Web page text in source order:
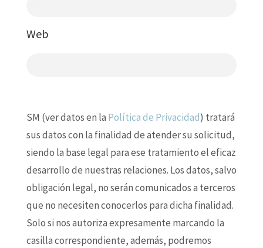
Web
SM (ver datos en la Política de Privacidad) tratará
sus datos con la finalidad de atender su solicitud,
siendo la base legal para ese tratamiento el eficaz
desarrollo de nuestras relaciones. Los datos, salvo
obligación legal, no serán comunicados a terceros
que no necesiten conocerlos para dicha finalidad.
Solo si nos autoriza expresamente marcando la
casilla correspondiente, además, podremos